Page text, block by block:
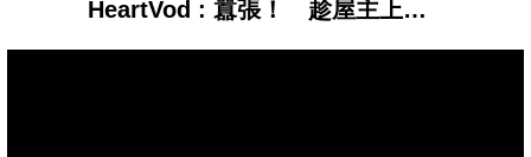
HeartVod : 囂張！ 趁屋主上班 蒙面賊闖屋搜刮30分鐘